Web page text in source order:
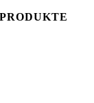
PRODUKTE